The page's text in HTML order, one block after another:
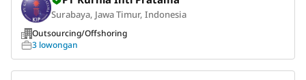
Surabaya, Jawa Timur, Indonesia
Outsourcing/Offshoring
3 lowongan